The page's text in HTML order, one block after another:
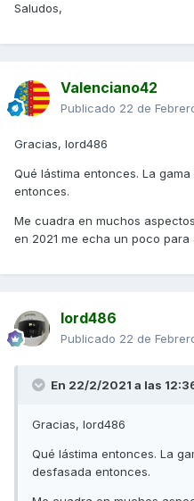
Saludos,
Valenciano42
Publicado 22 de
Gracias, lord486
Qué lástima entonces. La
entonces.
Me cuadra en muchos
en 2021 me echa un poco para
lord486
Publicado 22 de
En 22/2/2021 a las
Gracias, lord486
Qué lástima entonces. La
desfasada entonces.